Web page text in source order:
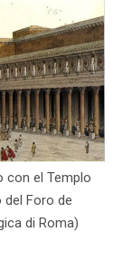
con el Templo
Foro de
di Roma)